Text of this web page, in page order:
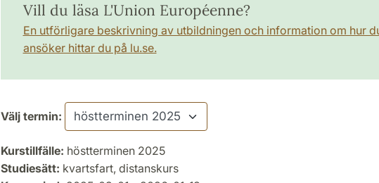
Vill du läsa L'Union Européenne?
En utförligare beskrivning av utbildningen och information om hur
ansöker hittar du på lu.se.
Välj termin:
Kurstillfälle: höstterminen 2025
Studiesätt: kvartsfart, distanskurs